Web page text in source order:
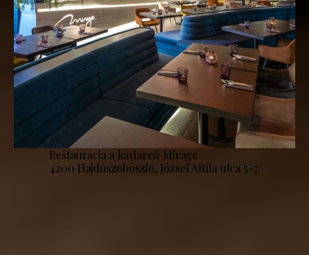
Reštaurácia a kaviareň Mirage
4200 Hajdúszoboszló, József Attila utca 5-7.